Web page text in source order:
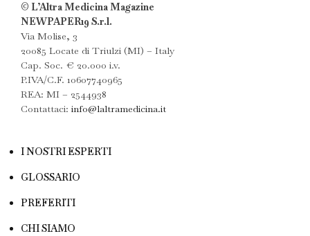
© L’Altra Medicina Magazine
NEWPAPER19 S.r.l.
Via Molise, 3
20085 Locate di Triulzi (MI) – Italy
Cap. Soc. € 20.000 i.v.
P.IVA/C.F. 10607740965
REA: MI – 2544938
Contattaci: info@laltramedicina.it
I NOSTRI ESPERTI
GLOSSARIO
PREFERITI
CHI SIAMO